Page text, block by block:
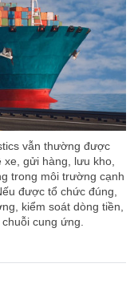
vẫn thường được
gửi hàng, lưu kho,
trong môi trường cạnh
được tổ chức đúng,
kiểm soát dòng tiền,
cung ứng.